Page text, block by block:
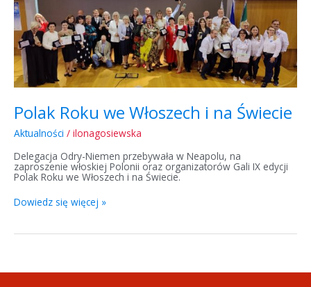
Polak Roku we Włoszech i na Świecie
Aktualności / ilonagosiewska
Delegacja Odry-Niemen przebywała w Neapolu, na
zaproszenie włoskiej Polonii oraz organizatorów Gali IX edycji
Polak Roku we Włoszech i na Świecie.
Dowiedz się więcej »